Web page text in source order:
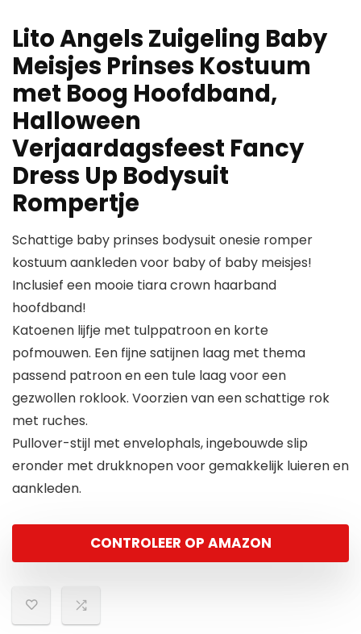
Lito Angels Zuigeling Baby
Meisjes Prinses Kostuum
met Boog Hoofdband,
Halloween
Verjaardagsfeest Fancy
Dress Up Bodysuit
Rompertje
Schattige baby prinses bodysuit onesie romper
kostuum aankleden voor baby of baby meisjes!
Inclusief een mooie tiara crown haarband
hoofdband!
Katoenen lijfje met tulppatroon en korte
pofmouwen. Een fijne satijnen laag met thema
passend patroon en een tule laag voor een
gezwollen roklook. Voorzien van een schattige rok
met ruches.
Pullover-stijl met envelophals, ingebouwde slip
eronder met drukknopen voor gemakkelijk luieren en
aankleden.
CONTROLEER OP AMAZON